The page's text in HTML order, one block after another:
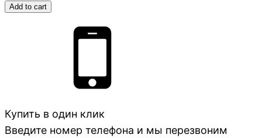
Add to cart
Купить в один клик
Введите номер телефона и мы перезвоним